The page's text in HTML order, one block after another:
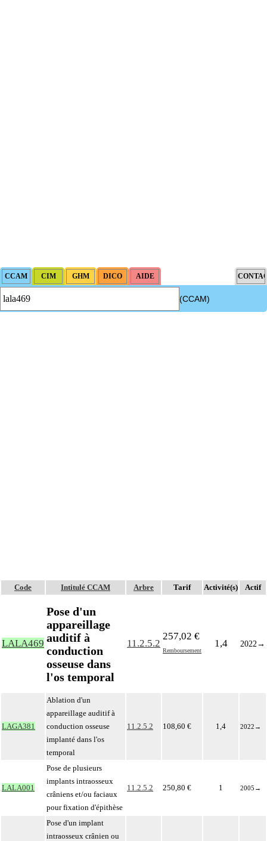
(CCAM)
Code Intitulé CCAM Arbre Tarif Activité(s) Actif
LALA469
Pose d'un
appareillage
auditif à
conduction
osseuse dans
l'os temporal
11.2.5.2
257,02 €
Remboursement
1,4 2022→
LAGA381
Ablation d'un
appareillage auditif à
conduction osseuse
implanté dans l'os
temporal
11.2.5.2 108,60 € 1,4 2022 →
LALA001
Pose de plusieurs
implants intraosseux
crâniens et/ou faciaux
pour fixation d'épithèse
11.2.5.2 250,80 € 1 2005 →
Pose d'un implant
intraosseux crânien ou